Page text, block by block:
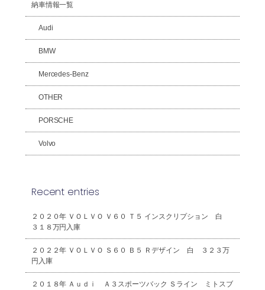
納車情報一覧
Audi
BMW
Mercedes-Benz
OTHER
PORSCHE
Volvo
Recent entries
２０２０年 ＶＯＬＶＯ Ｖ６０ Ｔ５ インスクリプション 白
３１８万円入庫
２０２２年 ＶＯＬＶＯ Ｓ６０ Ｂ５ Ｒデザイン 白 ３２３万
円入庫
２０１８年 Ａｕｄｉ Ａ３スポーツバック Ｓライン ミトスブ